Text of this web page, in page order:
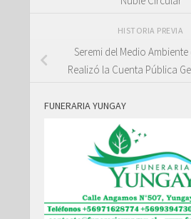
HISTORIA PREVIA
Seremi del Medio
Realizó la Cuenta Pública
FUNERARIA YUNGAY